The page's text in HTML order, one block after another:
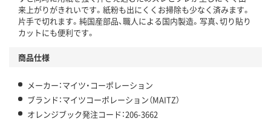
来上がりがきれいです。紙粉も出にくくお掃除も少なく済みます。
片手で切れます。純国産部品、職人による国内製造。写真、切り貼り
カットにも便利です。
商品仕様
メーカー：マイツ・コーポレーション
ブランド：マイツコーポレーション（MAITZ）
オレンジブック発注コード：206-3662